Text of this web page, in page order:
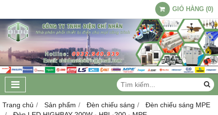
GIỎ HÀNG (0)
Trang chủ Sản phẩm Đèn chiếu sáng
Đèn chiếu sáng MPE